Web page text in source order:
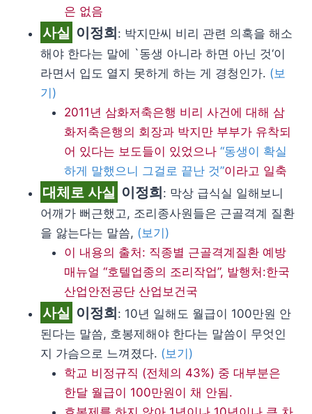
은 없음
사실 이정희: 박지만씨 비리 관련 의혹을 해소
해야 한다는 말에 `동생 아니라 하면 아닌 것‘이
라면서 입도 열지 못하게 하는 게 경청인가. (보
기)
2011년 삼화저축은행 비리 사건에 대해 삼
화저축은행의 회장과 박지만 부부가 유착되
어 있다는 보도들이 있었으나 “동생이 확실
하게 말했으니 그걸로 끝난 것”이라고 일축
대체로 사실 이정희: 막상 급식실 일해보니
어깨가 뻐근했고, 조리종사원들은 근골격계 질환
을 앓는다는 말씀, (보기)
이 내용의 출처: 직종별 근골격계질환 예방
매뉴얼 “호텔업종의 조리작업”, 발행처:한국
산업안전공단 산업보건국
사실 이정희: 10년 일해도 월급이 100만원 안
된다는 말씀, 호봉제해야 한다는 말씀이 무엇인
지 가슴으로 느껴졌다. (보기)
학교 비정규직 (전체의 43%) 중 대부분은
한달 월급이 100만원이 채 안됨.